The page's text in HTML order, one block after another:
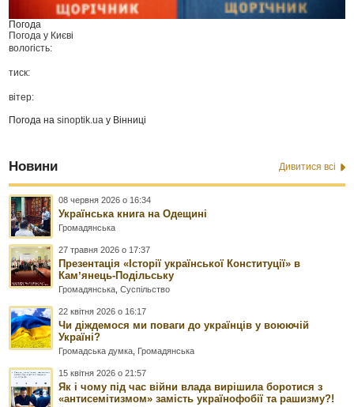
Погода
Погода у Києві
вологість:
тиск:
вітер:
Погода наsinoptik.ua у Вінниці
Новини Дивитися всі
08 червня 2026 о 16:34
Українська книга на Одещині
Громадянська
27 травня 2026 о 17:37
Презентація «Історії української Конституції» в
Камʼянець-Подільську
Громадянська,Суспільство
22 квітня 2026 о 16:17
Чи діждемося ми поваги до українців у воюючій
Україні?
Громадська думка, Громадянська
15 квітня 2026 о 21:57
Як і чому під час війни влада вирішила боротися з
«антисемітизмом» замість українофобії та рашизму?!